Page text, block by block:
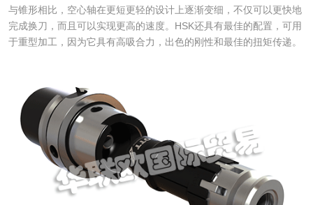
与锥形相比，空心轴在更短更轻的设计上逐渐变细，不仅可以更快地
完成换刀，而且可以实现更高的速度。HSK还具有最佳的配置，可用
于重型加工，因为它具有高吸合力，出色的刚性和最佳的扭矩传递。